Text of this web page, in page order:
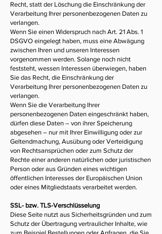
Recht, statt der Löschung die Einschränkung der
Verarbeitung Ihrer personenbezogenen Daten zu
verlangen.
Wenn Sie einen Widerspruch nach Art. 21 Abs. 1
DSGVO eingelegt haben, muss eine Abwägung
zwischen Ihren und unseren Interessen
vorgenommen werden. Solange noch nicht
feststeht, wessen Interessen überwiegen, haben
Sie das Recht, die Einschränkung der
Verarbeitung Ihrer personenbezogenen Daten zu
verlangen.
Wenn Sie die Verarbeitung Ihrer
personenbezogenen Daten eingeschränkt haben,
dürfen diese Daten – von ihrer Speicherung
abgesehen – nur mit Ihrer Einwilligung oder zur
Geltendmachung, Ausübung oder Verteidigung
von Rechtsansprüchen oder zum Schutz der
Rechte einer anderen natürlichen oder juristischen
Person oder aus Gründen eines wichtigen
öffentlichen Interesses der Europäischen Union
oder eines Mitgliedstaats verarbeitet werden.
SSL- bzw. TLS-Verschlüsselung
Diese Seite nutzt aus Sicherheitsgründen und zum
Schutz der Übertragung vertraulicher Inhalte, wie